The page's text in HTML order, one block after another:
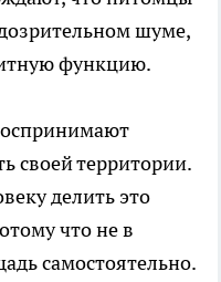
шуме,
функцию.
своей территории.
делить это
что не в
самостоятельно.